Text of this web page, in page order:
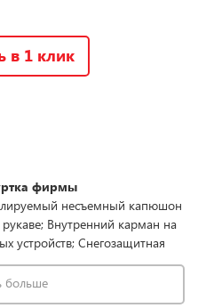
в 1 клик
фирмы
несъемный капюшон
Внутренний карман на
устройств; Снегозащитная
рукава; Вентиляция на
пропиткой
Водонепроницаемая
больше